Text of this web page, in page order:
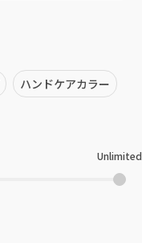
ハンドケアカラー
Unlimited